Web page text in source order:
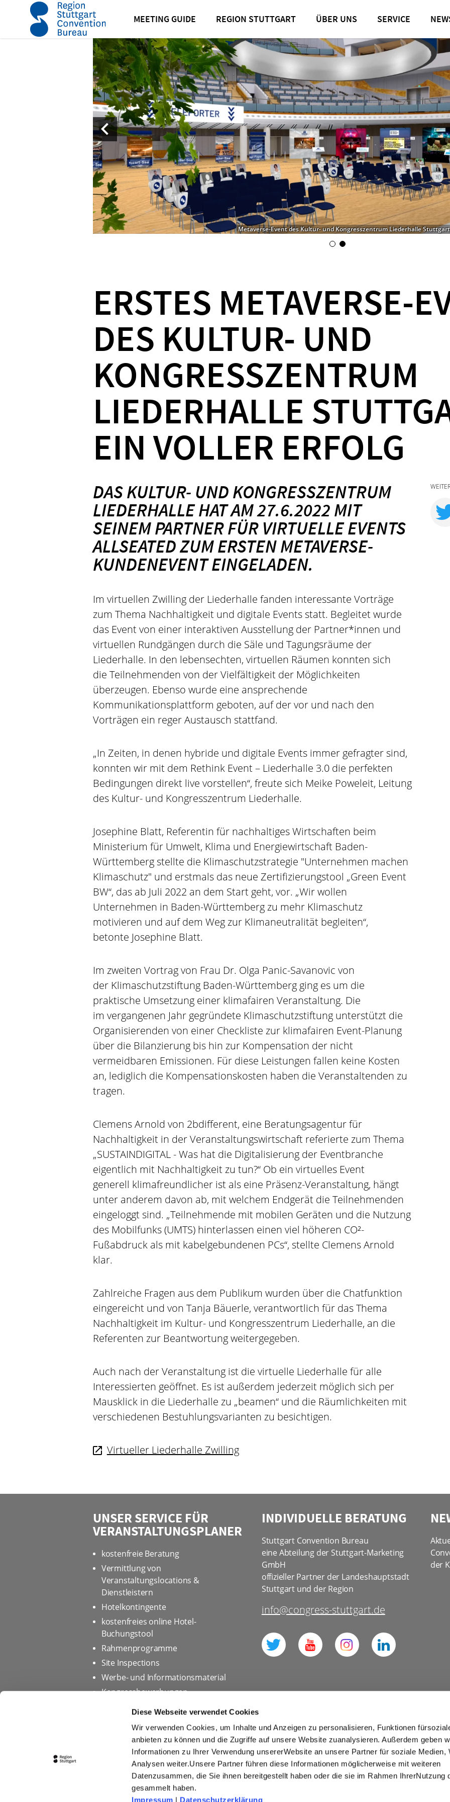
Diese Webseite verwendet Cookies
Wir verwenden Cookies, um Inhalte und Anzeigen zu personalisieren, Funktionen
anbieten zu können und die Zugriffe auf unsere Website zuanalysieren. Außerdem geben
Informationen zu Ihrer Verwendung unsererWebsite an unsere Partner für soziale Medien,
Analysen weiter.Unsere Partner führen diese Informationen möglicherweise mit weiteren
Datenzusammen, die Sie ihnen bereitgestellt haben oder die sie im Rahmen IhrerNutzung
gesammelt haben.
Impressum | Datenschutzerklärung
MEETING GUIDE REGION STUTTGART ÜBER UNS SERVICE
Startseite News Neuigkeiten Erstes Metaverse-Event des Kultur- und Kongresszentrum Liederhalle Stuttgart
Metaverse-Event des Kultur- und Kongresszentrum Liederhalle
ERSTES METAVERSE-
DES KULTUR- UND
KONGRESSZENTRUM
LIEDERHALLE
EIN VOLLER ERFOLG
DAS KULTUR- UND KONGRESSZENTRUM
LIEDERHALLE HAT AM 27.6.2022 MIT
SEINEM PARTNER FÜR VIRTUELLE EVENTS
ALLSEATED ZUM ERSTEN METAVERSE-
KUNDENEVENT EINGELADEN.
Im virtuellen Zwilling der Liederhalle fanden interessante Vorträge
zum Thema Nachhaltigkeit und digitale Events statt. Begleitet wurde
das Event von einer interaktiven Ausstellung der Partner*innen und
virtuellen Rundgängen durch die Säle und Tagungsräume der
Liederhalle. In den lebensechten, virtuellen Räumen konnten sich
die Teilnehmenden von der Vielfältigkeit der Möglichkeiten
überzeugen. Ebenso wurde eine ansprechende
Kommunikationsplattform geboten, auf der vor und nach den
Vorträgen ein reger Austausch stattfand.
„In Zeiten, in denen hybride und digitale Events immer gefragter sind,
konnten wir mit dem Rethink Event – Liederhalle 3.0 die perfekten
Bedingungen direkt live vorstellen“, freute sich Meike Poweleit, Leitung
des Kultur- und Kongresszentrum Liederhalle.
Josephine Blatt, Referentin für nachhaltiges Wirtschaften beim
Ministerium für Umwelt, Klima und Energiewirtschaft Baden-
Württemberg stellte die Klimaschutzstrategie "Unternehmen machen
Klimaschutz" und erstmals das neue Zertifizierungstool „Green Event
BW“, das ab Juli 2022 an dem Start geht, vor. „Wir wollen
Unternehmen in Baden-Württemberg zu mehr Klimaschutz
motivieren und auf dem Weg zur Klimaneutralität begleiten“,
betonte Josephine Blatt.
Im zweiten Vortrag von Frau Dr. Olga Panic-Savanovic von
der Klimaschutzstiftung Baden-Württemberg ging es um die
praktische Umsetzung einer klimafairen Veranstaltung. Die
im vergangenen Jahr gegründete Klimaschutzstiftung unterstützt die
Organisierenden von einer Checkliste zur klimafairen Event-Planung
über die Bilanzierung bis hin zur Kompensation der nicht
vermeidbaren Emissionen. Für diese Leistungen fallen keine Kosten
an, lediglich die Kompensationskosten haben die Veranstaltenden zu
tragen.
Clemens Arnold von 2bdifferent, eine Beratungsagentur für
Nachhaltigkeit in der Veranstaltungswirtschaft referierte zum Thema
„SUSTAINDIGITAL - Was hat die Digitalisierung der Eventbranche
eigentlich mit Nachhaltigkeit zu tun?“ Ob ein virtuelles Event
generell klimafreundlicher ist als eine Präsenz-Veranstaltung, hängt
unter anderem davon ab, mit welchem Endgerät die Teilnehmenden
eingeloggt sind. „Teilnehmende mit mobilen Geräten und die Nutzung
des Mobilfunks (UMTS) hinterlassen einen viel höheren CO²-
Fußabdruck als mit kabelgebundenen PCs“, stellte Clemens Arnold
klar.
Zahlreiche Fragen aus dem Publikum wurden über die Chatfunktion
eingereicht und von Tanja Bäuerle, verantwortlich für das Thema
Nachhaltigkeit im Kultur- und Kongresszentrum Liederhalle, an die
Referenten zur Beantwortung weitergegeben.
Auch nach der Veranstaltung ist die virtuelle Liederhalle für alle
Interessierten geöffnet. Es ist außerdem jederzeit möglich sich per
Mausklick in die Liederhalle zu „beamen“ und die Räumlichkeiten mit
verschiedenen Bestuhlungsvarianten zu besichtigen.
Virtueller Liederhalle Zwilling
UNSER SERVICE FÜR
VERANSTALTUNGSPLANER
kostenfreie Beratung
Vermittlung von
Veranstaltungslocations &
Dienstleistern
Hotelkontingente
kostenfreies online Hotel-
Buchungstool
Rahmenprogramme
Site Inspections
Werbe- und Informationsmaterial
Kongressbewerbungen
INDIVIDUELLE BERATUNG
Stuttgart Convention Bureau
eine Abteilung der Stuttgart-Marketing
GmbH
offizieller Partner der Landeshauptstadt
Stuttgart und der Region
info@congress-stuttgart.de
der
Startseite Datenschutz
Datenschutz Social Media
Impressum
Tourismus Presse
Business
Online-Bilddatenbank
Cookies
Barrierefreiheit
Teilnahmebedingungen für Gewinnspiele und Verlosungen